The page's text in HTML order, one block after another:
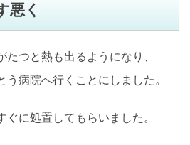
悪く
つと熱も出るようになり、
病院へ行くことにしました。
に処置してもらいました。